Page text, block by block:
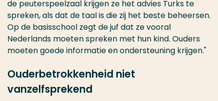
de peuterspeelzaal krijgen ze het advies Turks te
spreken, als dat de taal is die zij het beste beheersen.
Op de basisschool zegt de juf dat ze vooral
Nederlands moeten spreken met hun kind. Ouders
moeten goede informatie en ondersteuning krijgen."
Ouderbetrokkenheid niet
vanzelfsprekend